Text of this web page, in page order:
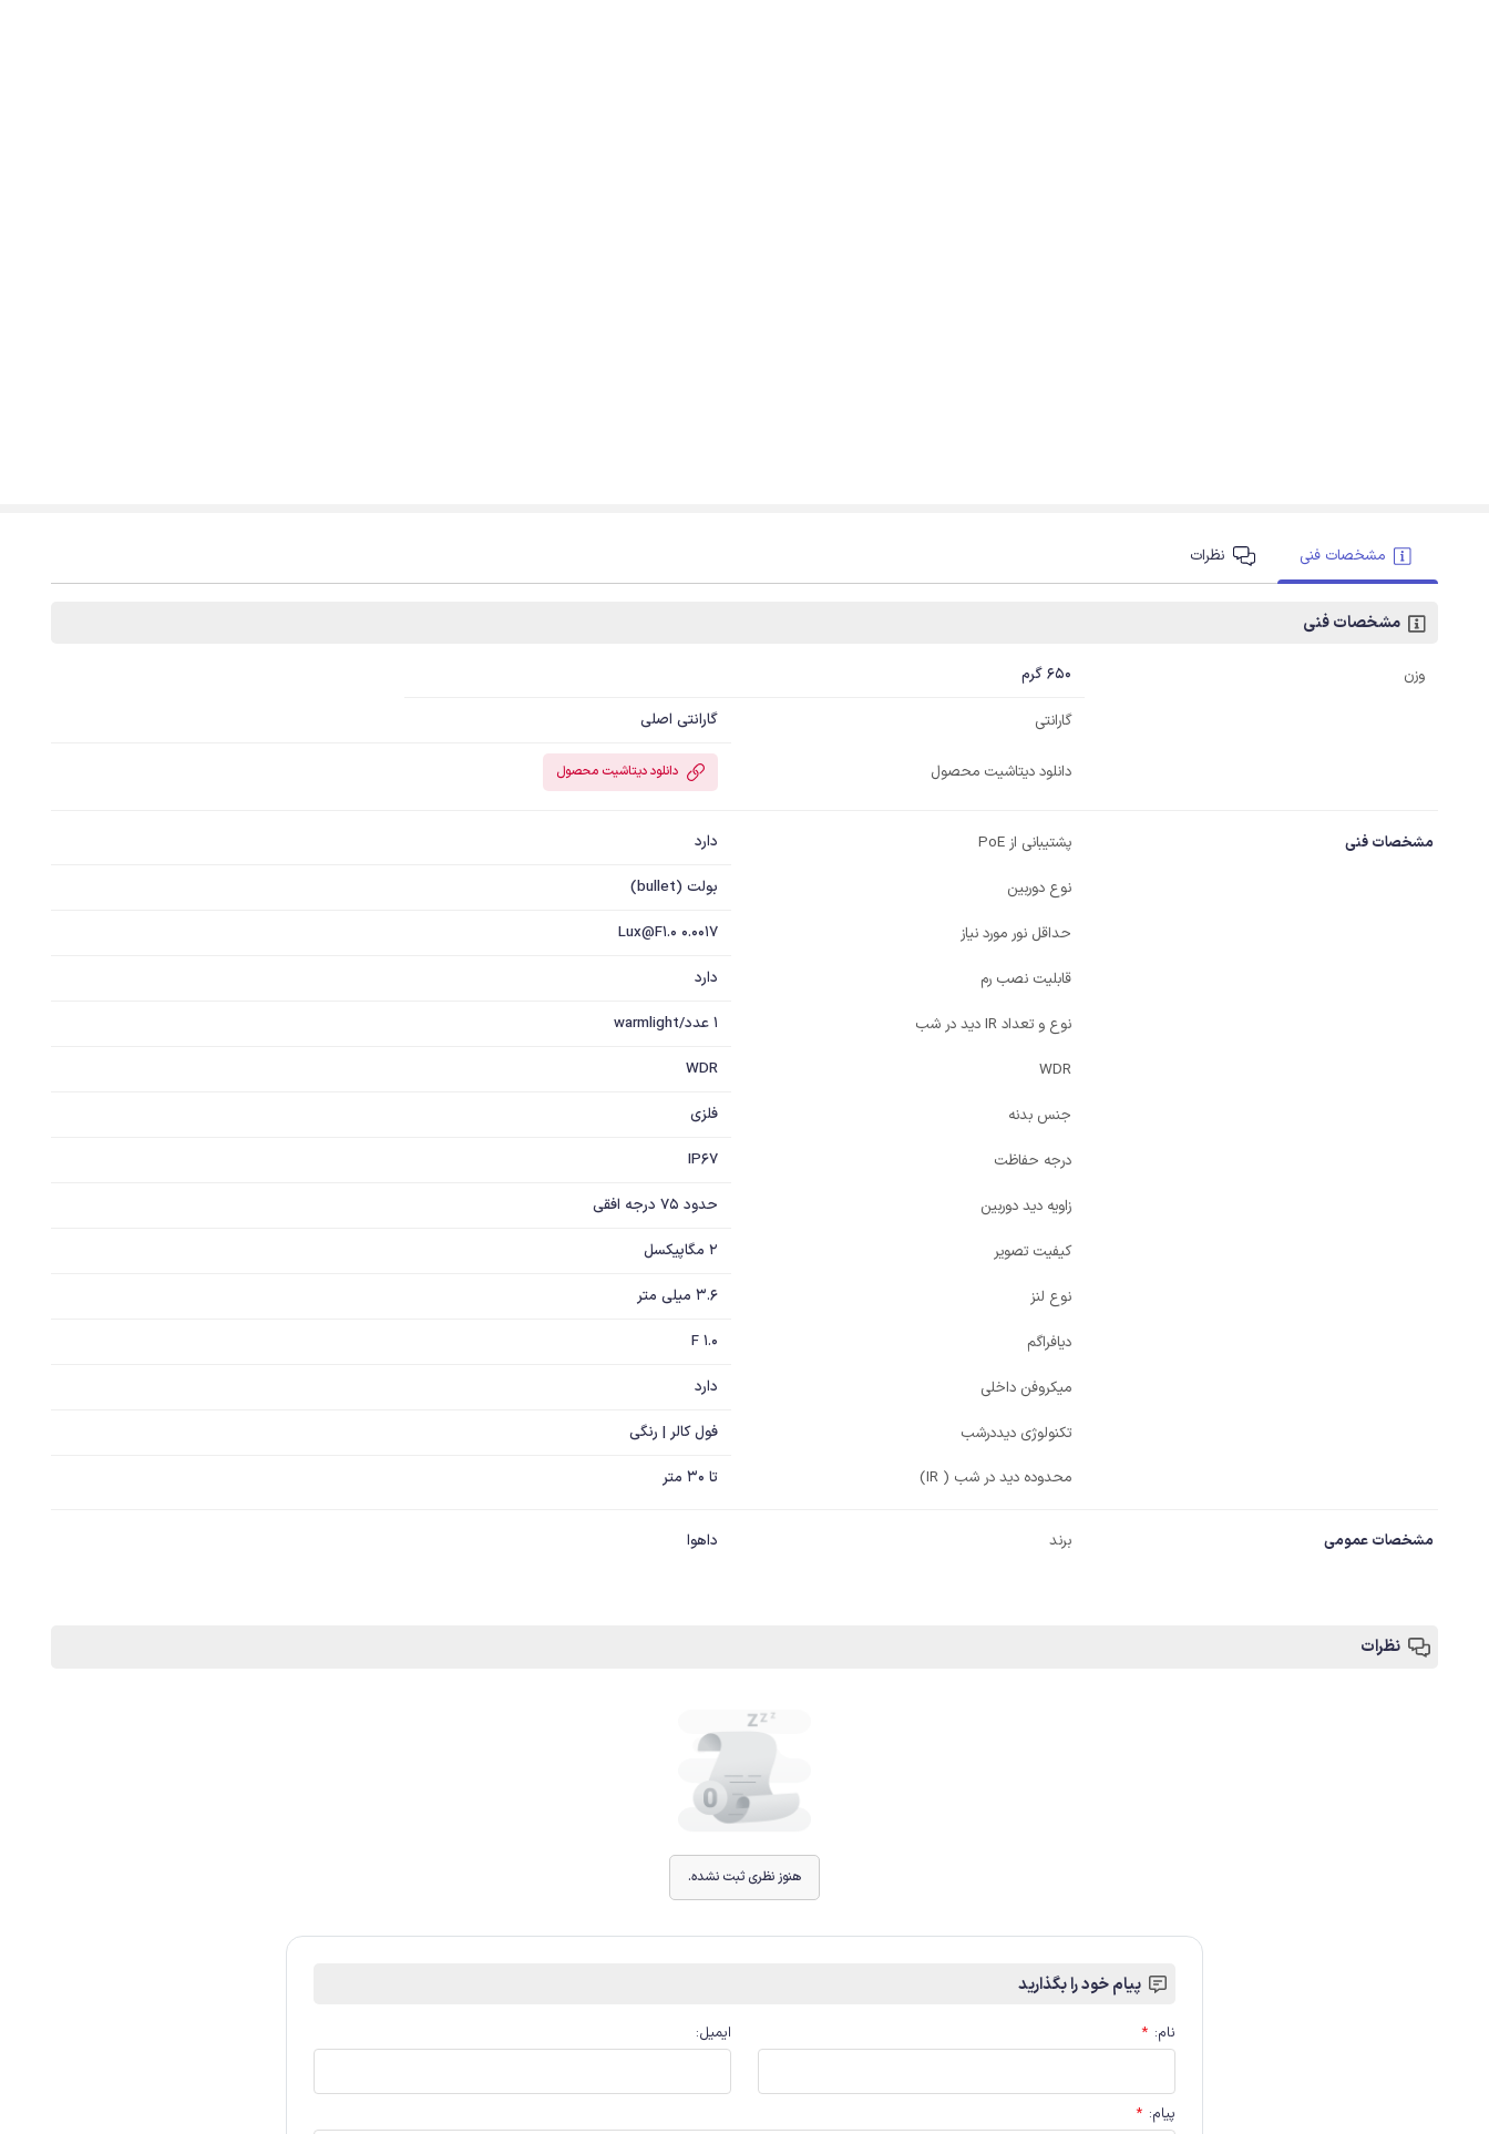
مشخصات فنی نظرات
مشخصات فنی
وزن 650 گرم
گارانتی گارانتی اصلی
دانلود دیتاشیت محصول دانلود دیتاشیت محصول
مشخصات فنی پشتیبانی از PoE دارد
نوع دوربین بولت (bullet)
حداقل نور مورد نیاز 0.0017 Lux@F1.0
قابلیت نصب رم دارد
نوع و تعداد IR دید در شب 1 عدد/warmlight
WDR
WDR
جنس بدنه فلزی
درجه حفاظت IP67
زاویه دید دوربین حدود 75 درجه افقی
کیفیت تصویر 2 مگاپیکسل
نوع لنز 3.6 میلی متر
دیافراگم F 1.0
میکروفن داخلی دارد
تکنولوژی دیددرشب فول کالر | رنگی
محدوده دید در شب ( IR) تا 30 متر
مشخصات عمومی برند داهوا
نظرات
هنوز نظری ثبت نشده.
پیام خود را بگذارید
نام:
* ایمیل:
پیام:
*